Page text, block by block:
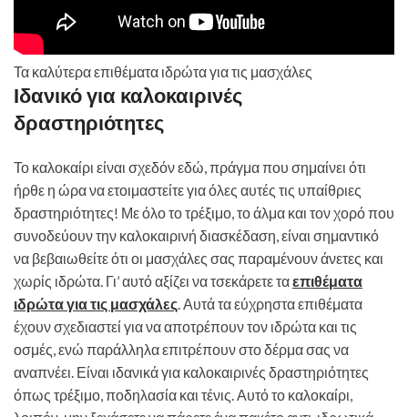
Τα καλύτερα επιθέματα ιδρώτα για τις μασχάλες
Ιδανικό για καλοκαιρινές
δραστηριότητες
Το καλοκαίρι είναι σχεδόν εδώ, πράγμα που σημαίνει ότι
ήρθε η ώρα να ετοιμαστείτε για όλες αυτές τις υπαίθριες
δραστηριότητες! Με όλο το τρέξιμο, το άλμα και τον χορό που
συνοδεύουν την καλοκαιρινή διασκέδαση, είναι σημαντικό
να βεβαιωθείτε ότι οι μασχάλες σας παραμένουν άνετες και
χωρίς ιδρώτα. Γι’ αυτό αξίζει να τσεκάρετε ταεπιθέματα
ιδρώτα για τις μασχάλες. Αυτά τα εύχρηστα επιθέματα
έχουν σχεδιαστεί για να αποτρέπουν τον ιδρώτα και τις
οσμές, ενώ παράλληλα επιτρέπουν στο δέρμα σας να
αναπνέει. Είναι ιδανικά για καλοκαιρινές δραστηριότητες
όπως τρέξιμο, ποδηλασία και τένις. Αυτό το καλοκαίρι,